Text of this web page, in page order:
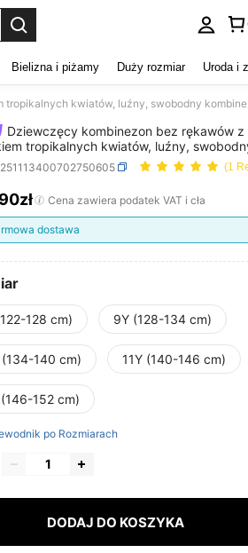
Bielizna i piżamy Duży rozmiar Uroda i
Dziewczęcy kombinezon bez rękawów z
tropikalnych kwiatów, luźny,
odpowiedni na plażę, wakacje i letnie
na świeżym powietrzu
(1
AND
Cena zawiera podatek VAT i cła
dostawa
128 cm) 9Y (128-134 cm)
(134-140 cm) 11Y (140-146 cm)
152 cm)
po Rozmiarach
DODAJ DO KOSZYKA